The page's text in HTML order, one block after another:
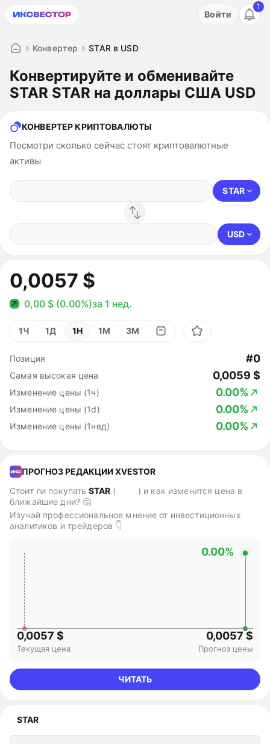
Акция: бесплатный пробный период на 3 дня!
Войти
1
Конвертер STAR в USD
Конвертируйте и обменивайте
STAR STAR на доллары США USD
КОНВЕРТЕР КРИПТОВАЛЮТЫ
Посмотри сколько сейчас стоят криптовалютные
активы
STAR
USD
0,0057 $
0,00 $ (0.00%)за 1 нед.
1Ч 1Д 1Н 1М 3М
Позиция #0
Самая высокая цена 0,0059 $
Изменение цены (1ч) 0.00%
Изменение цены (1d) 0.00%
Изменение цены (1нед) 0.00%
ПРОГНОЗ РЕДАКЦИИ XVESTOR
Стоит ли покупать STAR ( ) и как изменится цена в
ближайшие дни? 🤔
Изучай профессиональное мнение от инвестиционных
аналитиков и трейдеров 👇
0.00%
0,0057 $
Текущая цена
0,0057 $
Прогноз цены
ЧИТАТЬ
STAR